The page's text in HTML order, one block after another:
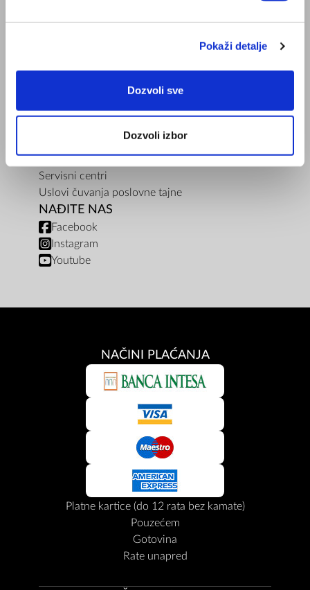
Pokaži detalje
Dozvoli sve
Dozvoli izbor
Prodavnice
Opšte odredbe Internet trgovine
ZepterClub uslovi
Politika privatnosti
Servisni centri
Uslovi čuvanja poslovne tajne
NAĐITE NAS
Facebook
Instagram
Youtube
NAČINI PLAĆANJA
Platne kartice (do 12 rata bez kamate)
Pouzećem
Gotovina
Rate unapred